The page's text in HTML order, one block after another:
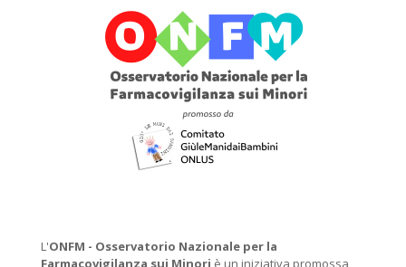
L'ONFM - Osservatorio Nazionale per la
Farmacovigilanza sui Minori è un iniziativa promossa